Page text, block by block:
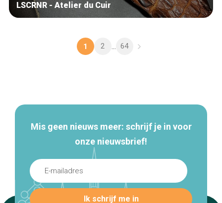
LSCRNR - Atelier du Cuir
1 2 ... 64
Mis geen nieuws meer: schrijf je in voor
onze nieuwsbrief!